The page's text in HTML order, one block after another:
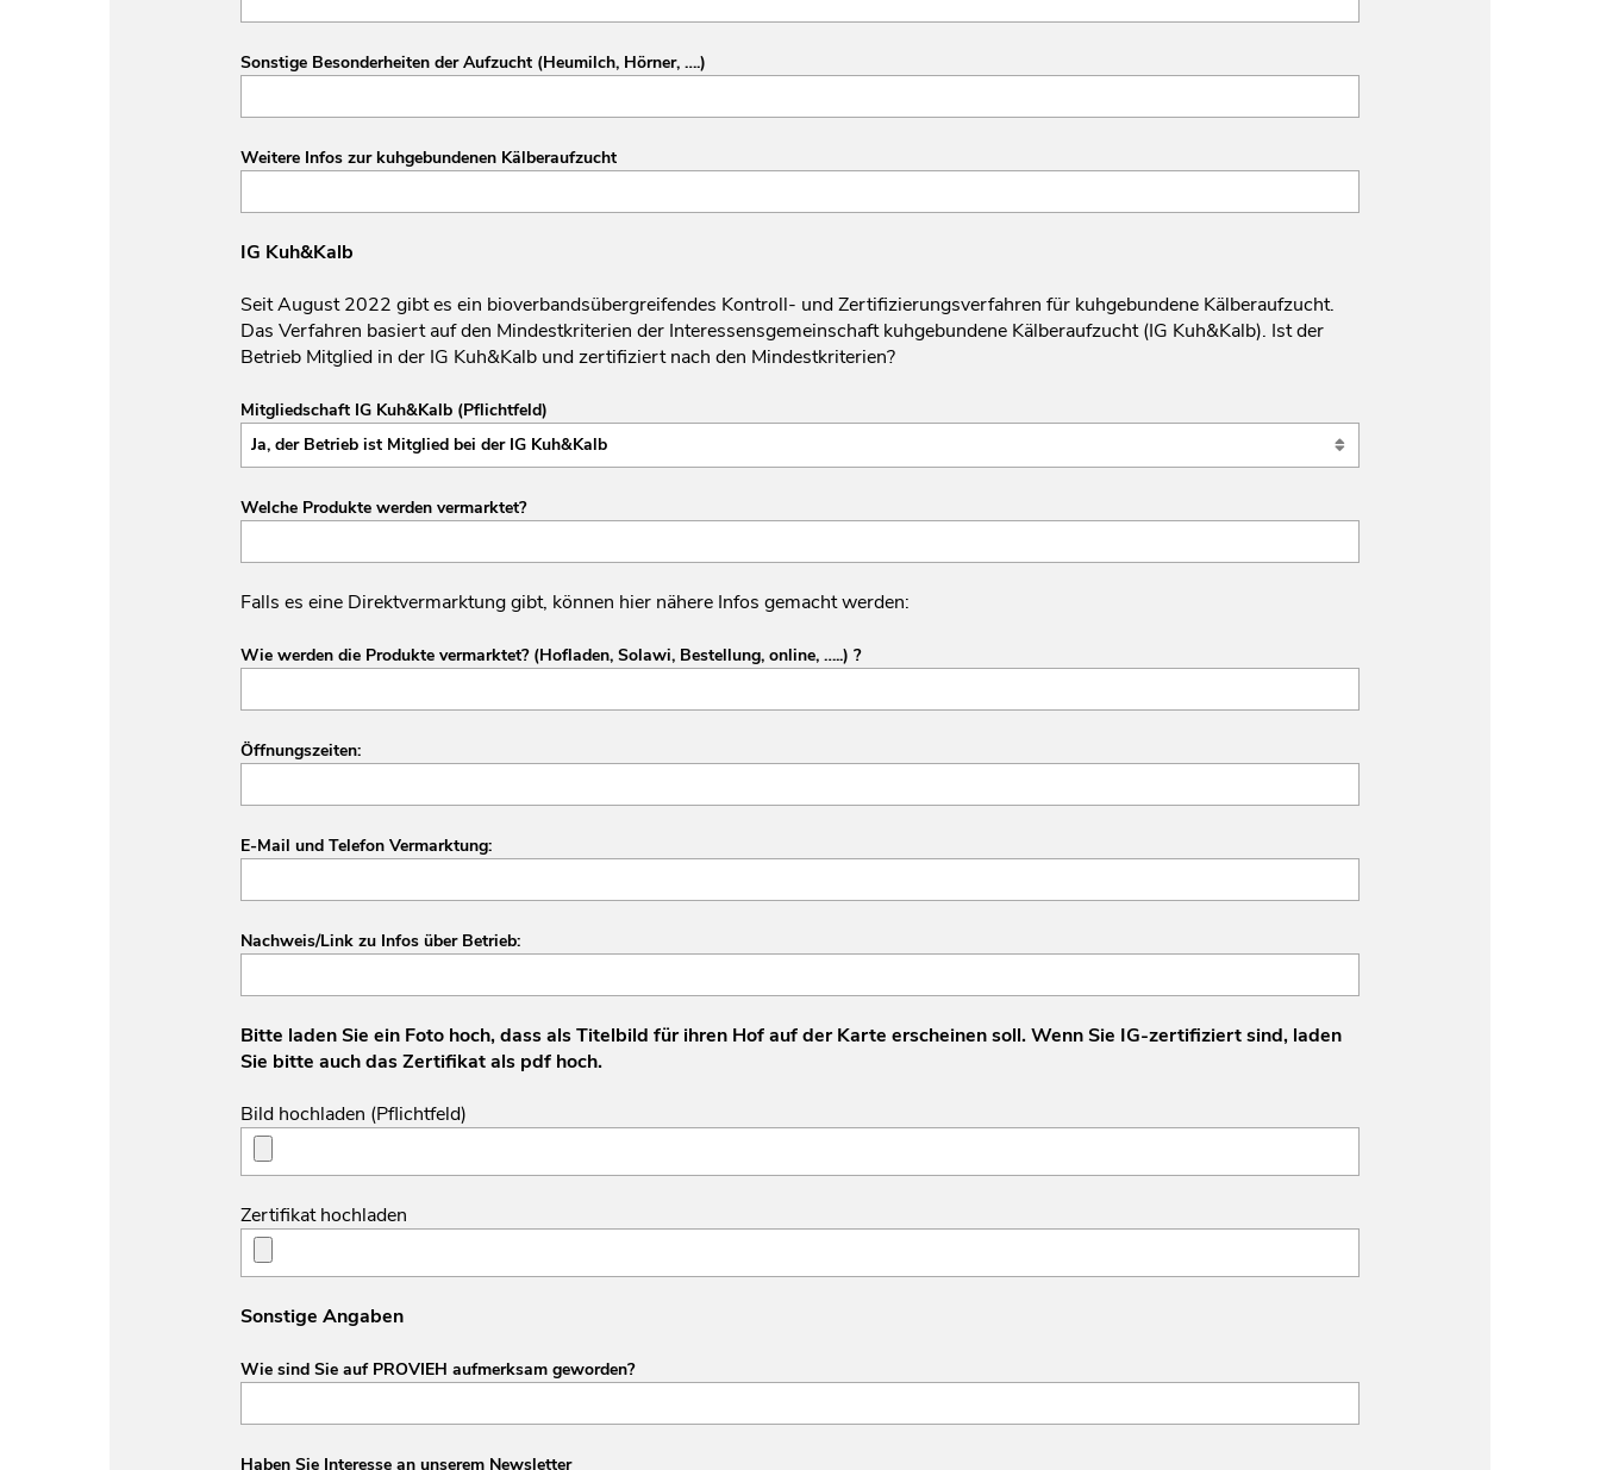
Sonstige Besonderheiten der Aufzucht (Heumilch, Hörner, ….)
Weitere Infos zur kuhgebundenen Kälberaufzucht
IG Kuh&Kalb
Seit August 2022 gibt es ein bioverbandsübergreifendes Kontroll- und Zertifizierungsverfahren für kuhgebundene Kälberaufzucht.
Das Verfahren basiert auf den Mindestkriterien der Interessensgemeinschaft kuhgebundene Kälberaufzucht (IG Kuh&Kalb). Ist der
Betrieb Mitglied in der IG Kuh&Kalb und zertifiziert nach den Mindestkriterien?
Mitgliedschaft IG Kuh&Kalb (Pflichtfeld)
Welche Produkte werden vermarktet?
Falls es eine Direktvermarktung gibt, können hier nähere Infos gemacht werden:
Wie werden die Produkte vermarktet? (Hofladen, Solawi, Bestellung, online, …..) ?
Öffnungszeiten:
E-Mail und Telefon Vermarktung:
Nachweis/Link zu Infos über Betrieb:
Bitte laden Sie ein Foto hoch, dass als Titelbild für ihren Hof auf der Karte erscheinen soll. Wenn Sie IG-zertifiziert sind, laden
Sie bitte auch das Zertifikat als pdf hoch.
Bild hochladen (Pflichtfeld)
Zertifikat hochladen
Sonstige Angaben
Wie sind Sie auf PROVIEH aufmerksam geworden?
Haben Sie Interesse an unserem Newsletter